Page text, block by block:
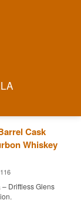
efter det
glaciärer.
Det är
Cask
Whiskey
– Driftless Glens